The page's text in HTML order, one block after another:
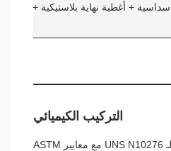
+ أغطية نهاية بلاستيكية +
التركيب الكيميائي
يتوافق التركيب الكيميائي لـ UNS N10276 مع معايير ASTM